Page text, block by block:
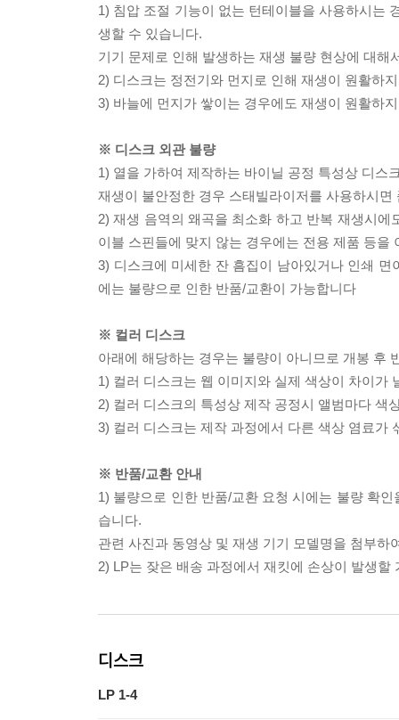
1) 침압 조절 기능이 없는 턴테이블을 사용하시는
생할 수 있습니다.
기기 문제로 인해 발생하는 재생 불량 현상에 대
2) 디스크는 정전기와 먼지로 인해 재생이 원활하
3) 바늘에 먼지가 쌓이는 경우에도 재생이 원활하
※ 디스크 외관 불량
1) 열을 가하여 제작하는 바이닐 공정 특성상 디스
재생이 불안정한 경우 스태빌라이저를 사용하시
2) 재생 음역의 왜곡을 최소화 하고 반복 재생시
이블 스핀들에 맞지 않는 경우에는 전용 제품 등
3) 디스크에 미세한 잔 흠집이 남아있거나 인쇄
에는 불량으로 인한 반품/교환이 가능합니다
※ 컬러 디스크
아래에 해당하는 경우는 불량이 아니므로 개봉 후
1) 컬러 디스크는 웹 이미지와 실제 색상이 차이가
2) 컬러 디스크의 특성상 제작 공정시 앨범마다 색
3) 컬러 디스크는 제작 과정에서 다른 색상 염료가
※ 반품/교환 안내
1) 불량으로 인한 반품/교환 요청 시에는 불량 확
습니다.
관련 사진과 동영상 및 재생 기기 모델명을 첨부하
2) LP는 잦은 배송 과정에서 재킷에 손상이 발생
디스크
LP 1-4